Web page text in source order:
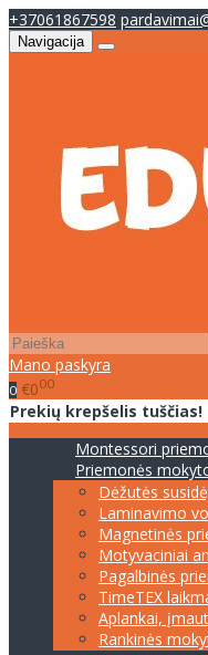
+37061867598
Navigacija
Mano paskyra
0 €000
Prekių krepšelis tuščias!
Montessori
Priemonės
Dėžutės
Laminavimo
Magnetinės
Motyvaciniai
Pagalbinės
TimeTEX
Aplankai,
Rankinės